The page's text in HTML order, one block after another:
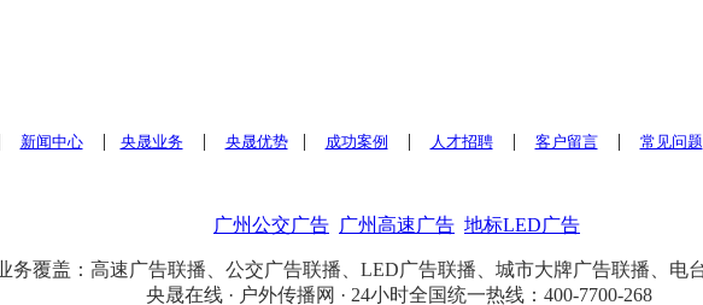
新闻中心| 央晟业务| 央晟优势| 成功案例 | 人才招聘| 客户留言| 常见问题
广州公交广告 广州高速广告 地标LED广告
务覆盖：高速广告联播、公交广告联播、LED广告联播、城市大牌广告联播、电
央晟在线 · 户外传播网 · 24小时全国统一热线：400-7700-268